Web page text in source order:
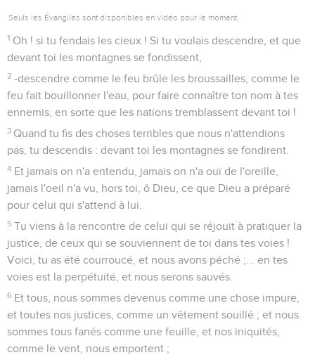
Seuls les Évangiles sont disponibles en vidéo pour le moment.
1 Oh ! si tu fendais les cieux ! Si tu voulais descendre, et que
devant toi les montagnes se fondissent,
2 -descendre comme le feu brûle les broussailles, comme le
feu fait bouillonner l'eau, pour faire connaître ton nom à tes
ennemis, en sorte que les nations tremblassent devant toi !
3 Quand tu fis des choses terribles que nous n'attendions
pas, tu descendis : devant toi les montagnes se fondirent.
4 Et jamais on n'a entendu, jamais on n'a ouï de l'oreille,
jamais l'oeil n'a vu, hors toi, ô Dieu, ce que Dieu a préparé
pour celui qui s'attend à lui.
5 Tu viens à la rencontre de celui qui se réjouit à pratiquer la
justice, de ceux qui se souviennent de toi dans tes voies !
Voici, tu as été courroucé, et nous avons péché ;... en tes
voies est la perpétuité, et nous serons sauvés.
6 Et tous, nous sommes devenus comme une chose impure,
et toutes nos justices, comme un vêtement souillé ; et nous
sommes tous fanés comme une feuille, et nos iniquités,
comme le vent, nous emportent ;